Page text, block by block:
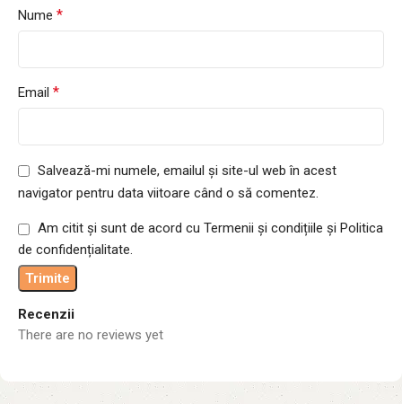
Recenzii
There are no reviews yet
Nume *
Email *
Salvează-mi numele, emailul și site-ul web în acest
navigator pentru data viitoare când o să comentez.
Am citit și sunt de acord cu Termenii și condițiile și Politica
de confidențialitate.